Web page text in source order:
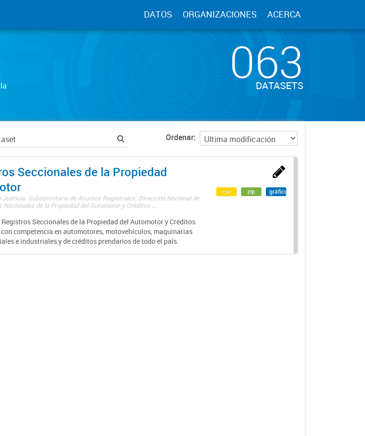
DATOS ORGANIZACIONES ACERCA
063
DATASETS
Ordenar
Seccionales de la Propiedad
Justicia. Subsecretaría de Asuntos Registrales. Dirección Nacional de
Nacionales de la Propiedad del Automotor y Créditos ...
Seccionales de la Propiedad del Automotor y Créditos
competencia en automotores, motovehículos, maquinarias
e industriales y de créditos prendarios de todo el país.
csv zip gráfico